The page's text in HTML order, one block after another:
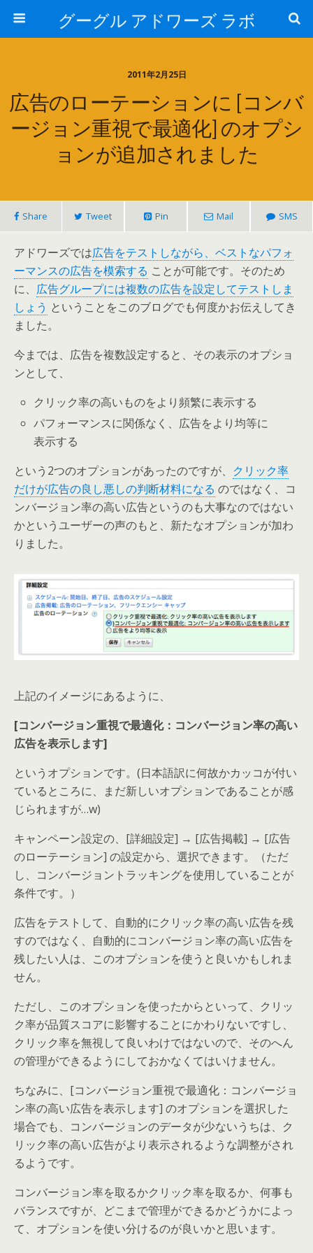
グーグル アドワーズ ラボ
2011年2月25日
広告のローテーションに [コンバ
ージョン重視で最適化] のオプシ
ョンが追加されました
Share Tweet Pin Mail SMS
アドワーズでは広告をテストしながら、ベストなパフォ
ーマンスの広告を模索する ことが可能です。そのため
に、 広告グループには複数の広告を設定してテストしま
しょう ということをこのブログでも何度かお伝えしてき
ました。
今までは、広告を複数設定すると、その表示のオプショ
ンとして、
クリック率の高いものをより頻繁に表示する
パフォーマンスに関係なく、広告をより均等に
表示する
という2つのオプションがあったのですが、 クリック率
だけが広告の良し悪しの判断材料になる のではなく、コ
ンバージョン率の高い広告というのも大事なのではない
かというユーザーの声のもと、新たなオプションが加わ
りました。
上記のイメージにあるように、
[コンバージョン重視で最適化：コンバージョン率の高い
広告を表示します]
というオプションです。(日本語訳に何故かカッコが付い
ているところに、まだ新しいオプションであることが感
じられますが…w)
キャンペーン設定の、[詳細設定] → [広告掲載] → [広告
のローテーション] の設定から、選択できます。（ただ
し、コンバージョントラッキングを使用していることが
条件です。）
広告をテストして、自動的にクリック率の高い広告を残
すのではなく、自動的にコンバージョン率の高い広告を
残したい人は、このオプションを使うと良いかもしれま
せん。
ただし、このオプションを使ったからといって、クリッ
ク率が品質スコアに影響することにかわりないですし、
クリック率を無視して良いわけではないので、そのへん
の管理ができるようにしておかなくてはいけません。
ちなみに、[コンバージョン重視で最適化：コンバージョ
ン率の高い広告を表示します] のオプションを選択した
場合でも、コンバージョンのデータが少ないうちは、ク
リック率の高い広告がより表示されるような調整がされ
るようです。
コンバージョン率を取るかクリック率を取るか、何事も
バランスですが、どこまで管理ができるかどうかによっ
て、オプションを使い分けるのが良いかと思います。